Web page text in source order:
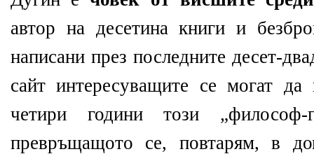
автор на десетина книги и
написани през последните десет-
сайт интересуващите се могат
четири години този „философ-
превръщащото се, повтарям, в